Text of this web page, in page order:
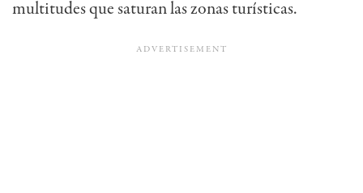
multitudes que saturan las zonas turísticas.